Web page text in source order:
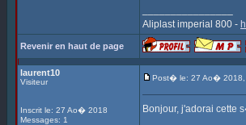
Aliplast imperial 800 -
Revenir en haut de page
laurent10
Visiteur
Inscrit le: 27 Ao� 2018
Messages: 1
Post� le: 27 Ao� 2018,
Bonjour, j'adorai cette